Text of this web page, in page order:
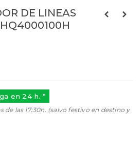
DE LINEAS
en 24 h. *
de las 17:30h. (salvo festivo en destino y